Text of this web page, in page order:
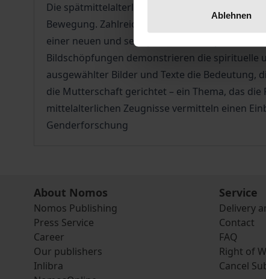
Ablehnen
Die spätmittelalterliche Frauenmystik
Bewegung. Zahlreiche Mystikerinnen
einer neuen und sehr persönlichen
Bildschöpfungen demonstrieren die spirituelle
ausgewählter Bilder und Texte die Bedeutung,
die Mutterschaft gerichtet – ein Thema, das
mittelalterlichen Zeugnisse vermitteln einen
Genderforschung
About Nomos
Nomos Publishing
Press Service
Career
Our publishers
Inlibra
Service
Delivery
Contact
FAQ
Right of
Cancel